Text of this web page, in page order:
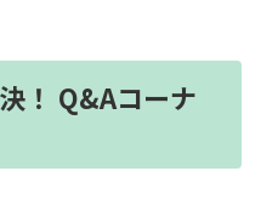
！ Q&Aコーナ